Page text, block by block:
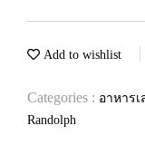
Add to wishlist
Categories : อาหาร
Randolph